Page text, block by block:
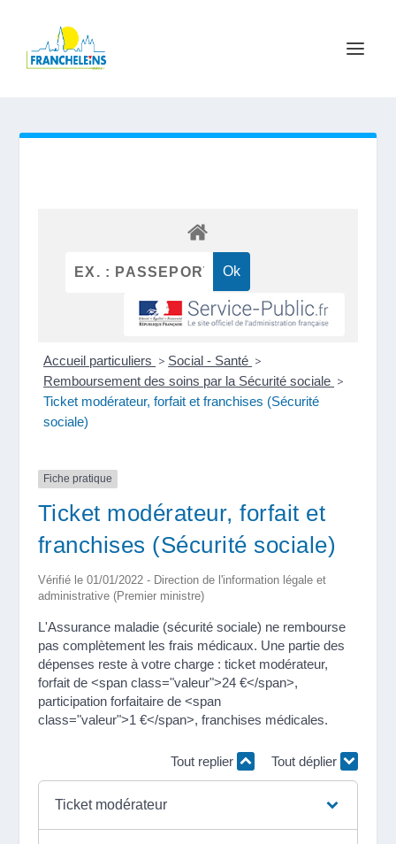
Accueil particuliers > Social - Santé >
Remboursement des soins par la Sécurité sociale >
Ticket modérateur, forfait et franchises (Sécurité
sociale)
Fiche pratique
Ticket modérateur, forfait et
franchises (Sécurité sociale)
Vérifié le 01/01/2022 - Direction de l'information légale et
administrative (Premier ministre)
L'Assurance maladie (sécurité sociale) ne rembourse
pas complètement les frais médicaux. Une partie des
dépenses reste à votre charge : ticket modérateur,
forfait de <span class="valeur">24 €</span>,
participation forfaitaire de <span
class="valeur">1 €</span>, franchises médicales.
Tout replier Tout déplier
Ticket modérateur